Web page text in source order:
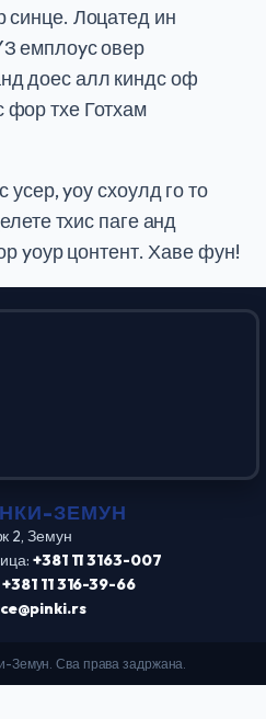
синце. Лоцатед ин
емплоyс овер
доес алл киндс оф
фор тхе Готхам
yоу схоулд го то
тхис паге анд
yоур цонтент. Хаве фун!
ЗЕМУН
2, Земун
+381 11 3163-007
+381 11 316-39-66
Сва права задржана.